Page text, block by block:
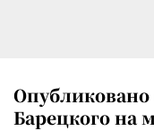
Барецкого на